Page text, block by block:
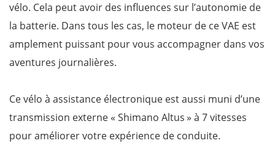
vélo. Cela peut avoir des influences sur l’autonomie de
la batterie. Dans tous les cas, le moteur de ce VAE est
amplement puissant pour vous accompagner dans vos
aventures journalières.
Ce vélo à assistance électronique est aussi muni d’une
transmission externe « Shimano Altus » à 7 vitesses
pour améliorer votre expérience de conduite.